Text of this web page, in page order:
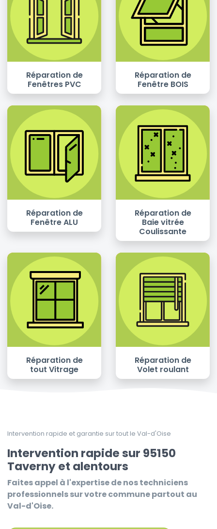
Réparation de
Fenêtres PVC
Réparation de
Fenêtre BOIS
Réparation de
Fenêtre ALU
Réparation de
Baie vitrée
Coulissante
Réparation de
tout Vitrage
Réparation de
Volet roulant
Intervention rapide et garantie sur tout le Val-d'Oise
Intervention rapide sur 95150
Taverny et alentours
Faites appel à l'expertise de nos techniciens
professionnels sur votre commune partout au
Val-d'Oise.